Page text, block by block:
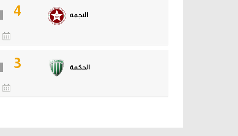
النجمة 4
الحكمة 3